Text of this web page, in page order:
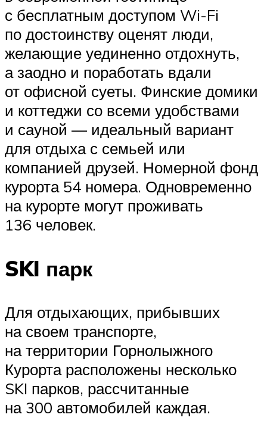
с бесплатным доступом Wi-Fi
по достоинству оценят люди,
желающие уединенно отдохнуть,
а заодно и поработать вдали
от офисной суеты. Финские домики
и коттеджи со всеми удобствами
и сауной — идеальный вариант
для отдыха с семьей или
компанией друзей. Номерной фонд
курорта 54 номера. Одновременно
на курорте могут проживать
136 человек.
SKI парк
Для отдыхающих, прибывших
на своем транспорте,
на территории Горнолыжного
Курорта расположены несколько
SKI парков, рассчитанные
на 300 автомобилей каждая.